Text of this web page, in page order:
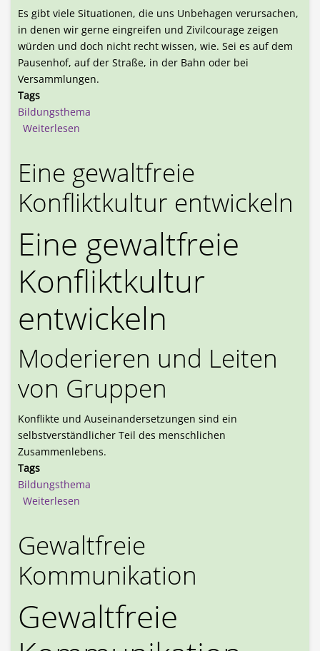
Es gibt viele Situationen, die uns Unbehagen verursachen,
in denen wir gerne eingreifen und Zivilcourage zeigen
würden und doch nicht recht wissen, wie. Sei es auf dem
Pausenhof, auf der Straße, in der Bahn oder bei
Versammlungen.
Tags
Bildungsthema
Weiterlesen
Eine gewaltfreie
Konfliktkultur entwickeln
Eine gewaltfreie
Konfliktkultur
entwickeln
Moderieren und Leiten
von Gruppen
Konflikte und Auseinandersetzungen sind ein
selbstverständlicher Teil des menschlichen
Zusammenlebens.
Tags
Bildungsthema
Weiterlesen
Gewaltfreie
Kommunikation
Gewaltfreie